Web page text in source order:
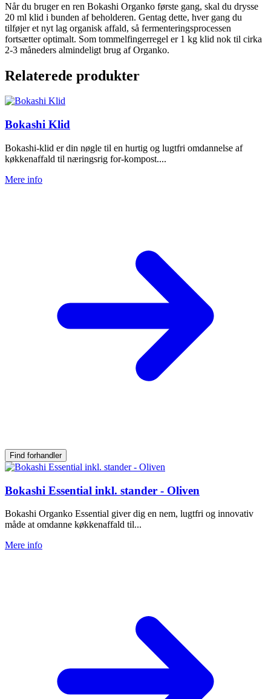
Når du bruger en ren Bokashi Organko første gang, skal du drysse
20 ml klid i bunden af beholderen. Gentag dette, hver gang du
tilføjer et nyt lag organisk affald, så fermenteringsprocessen
fortsætter optimalt. Som tommelfingerregel er 1 kg klid nok til cirka
2-3 måneders almindeligt brug af Organko.
Relaterede produkter
Bokashi Klid
Bokashi-klid er din nøgle til en hurtig og lugtfri omdannelse af
køkkenaffald til næringsrig for-kompost....
Mere info
Find forhandler
Bokashi Essential inkl. stander - Oliven
Bokashi Organko Essential giver dig en nem, lugtfri og innovativ
måde at omdanne køkkenaffald til...
Mere info